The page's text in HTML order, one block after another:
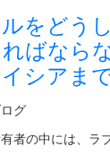
をどう
ばなら
シアまで
グ
者の中には、ラ